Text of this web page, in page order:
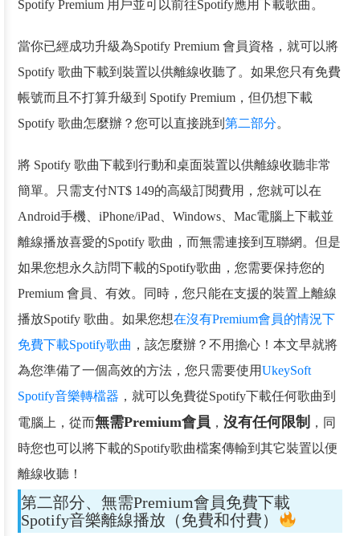
Spotify Premium 用戶並可以前往Spotify應用下載歌曲。
當你已經成功升級為Spotify Premium 會員資格，就可以將
Spotify 歌曲下載到裝置以供離線收聽了。如果您只有免費
帳號而且不打算升級到 Spotify Premium，但仍想下載
Spotify 歌曲怎麼辦？您可以直接跳到第二部分。
將 Spotify 歌曲下載到行動和桌面裝置以供離線收聽非常
簡單。只需支付NT$ 149的高級訂閱費用，您就可以在
Android手機、iPhone/iPad、Windows、Mac電腦上下載並
離線播放喜愛的Spotify 歌曲，而無需連接到互聯網。但是
如果您想永久訪問下載的Spotify歌曲，您需要保持您的
Premium 會員、有效。同時，您只能在支援的裝置上離線
播放Spotify 歌曲。如果您想在沒有Premium會員的情況下
免費下載Spotify歌曲 ，該怎麼辦？不用擔心！本文早就將
為您準備了一個高效的方法，您只需要使用UkeySoft
Spotify音樂轉檔器 ，就可以免費從Spotify下載任何歌曲到
電腦上，從而無需Premium會員 ，沒有任何限制
，同
時您也可以將下載的Spotify歌曲檔案傳輸到其它裝置以便
離線收聽！
第二部分、無需Premium會員免費下載
Spotify音樂離線播放（免費和付費）